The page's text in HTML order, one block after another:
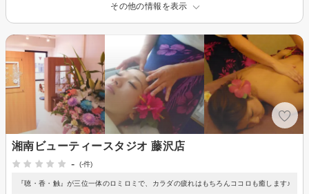
その他の情報を表示
湘南ビューティースタジオ 藤沢店
-
(-件)
『聴・香・触』が三位一体のロミロミで、カラダの疲れはもちろんココロも癒します♪